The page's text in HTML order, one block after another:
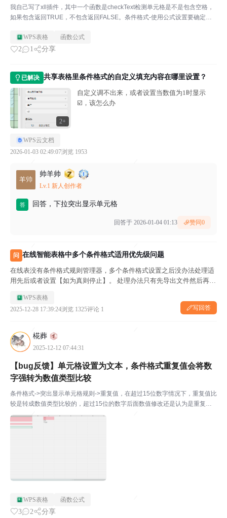
我自己写了xll插件，其中一个函数是checkText检测单元格是不是包含空格，
如果包含返回TRUE，不包含返回FALSE。条件格式-使用公式设置要确定的
的。但是只要保存后...
WPS表格 函数公式
2 1 分享
已解决 共享表格里条件格式的自定义填充内容在哪里设置？
2+
自定义调不出来，或者设置当数值为1时显示
☑️，该怎么办
WPS云文档
2026-01-03 02:49:07浏览 1953
帅羊帅
Lv.1 新人创作者
答 回答，下拉突出显示单元格
回答于 2026-01-04 01:13 赞同0
问 在线智能表格中多个条件格式适用优先级问题
在线表没有条件格式规则管理器，多个条件格式设置之后没办法处理适
用先后或者设置【如为真则停止】。 处理办法只有先导出文件然后再开
WPS表格
2025-12-28 17:39:24浏览 1325评论 1 写回答
椛葬
2025-12-12 07:44:31
【bug反馈】单元格设置为文本，条件格式重复值会将数
字强转为数值类型比较
条件格式->突出显示单元格规则->重复值，在超过15位数字情况下，重复值比
较是转成数值类型比较的，超过15位的数字后面数值修改还是认为是重复
值，哪怕把单元格格式设置为文本还是会做这个转换，纯文本就没有这个问题
版本号 12.1.0.24.034
WPS表格 函数公式
3 2 分享